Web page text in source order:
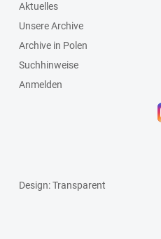
Aktuelles
Unsere Archive
Archive in Polen
Suchhinweise
Anmelden
Design: Transparent